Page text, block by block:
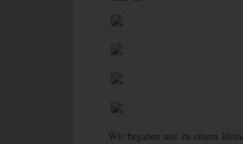
Wir begaben uns zu einem